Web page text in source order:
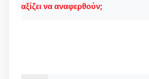
αξίζει να αναφερθούν;